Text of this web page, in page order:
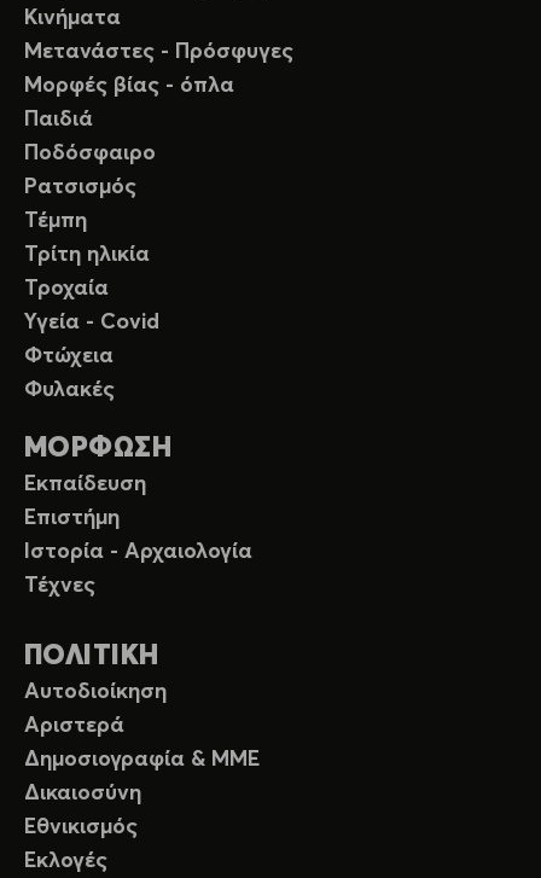
Κινήματα
Μετανάστες - Πρόσφυγες
Μορφές βίας - όπλα
Παιδιά
Ποδόσφαιρο
Ρατσισμός
Τέμπη
Τρίτη ηλικία
Τροχαία
Υγεία - Covid
Φτώχεια
Φυλακές
ΜΟΡΦΩΣΗ
Εκπαίδευση
Επιστήμη
Ιστορία - Αρχαιολογία
Τέχνες
ΠΟΛΙΤΙΚΗ
Αυτοδιοίκηση
Αριστερά
Δημοσιογραφία & ΜΜΕ
Δικαιοσύνη
Εθνικισμός
Εκλογές